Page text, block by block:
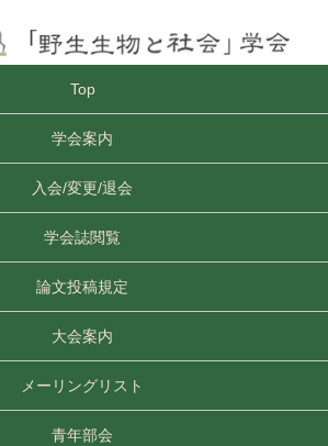
Top
学会案内
入会/変更/退会
学会誌閲覧
論文投稿規定
大会案内
メーリングリスト
青年部会